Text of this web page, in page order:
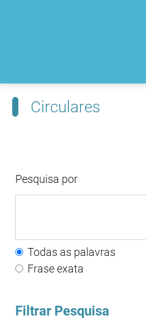
Circulares
Pesquisa por
Todas as palavras
Frase exata
Filtrar Pesquisa